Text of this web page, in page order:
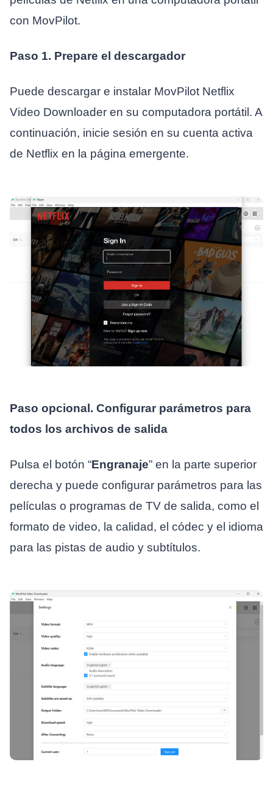
con MovPilot.
Paso 1. Prepare el descargador
Puede descargar e instalar MovPilot Netflix
Video Downloader en su computadora portátil. A
continuación, inicie sesión en su cuenta activa
de Netflix en la página emergente.
Paso opcional. Configurar parámetros para
todos los archivos de salida
Pulsa el botón “Engranaje” en la parte superior
derecha y puede configurar parámetros para las
películas o programas de TV de salida, como el
formato de video, la calidad, el códec y el idioma
para las pistas de audio y subtítulos.